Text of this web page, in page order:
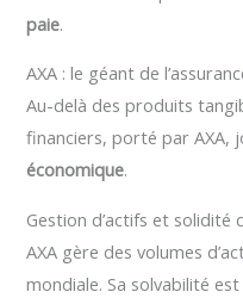
paie.
AXA : le géant de
Au-delà des produits
financiers, porté par AXA,
économique.
Gestion d’actifs et solidité
AXA gère des volumes
mondiale. Sa solvabilité est